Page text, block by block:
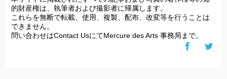
的財産権は、執筆者および撮影者に帰属します。
これらを無断で転載、使用、複製、配布、改変等を行うことは
できません。
問い合わせはContact UsにてMercure des Arts 事務局まで。